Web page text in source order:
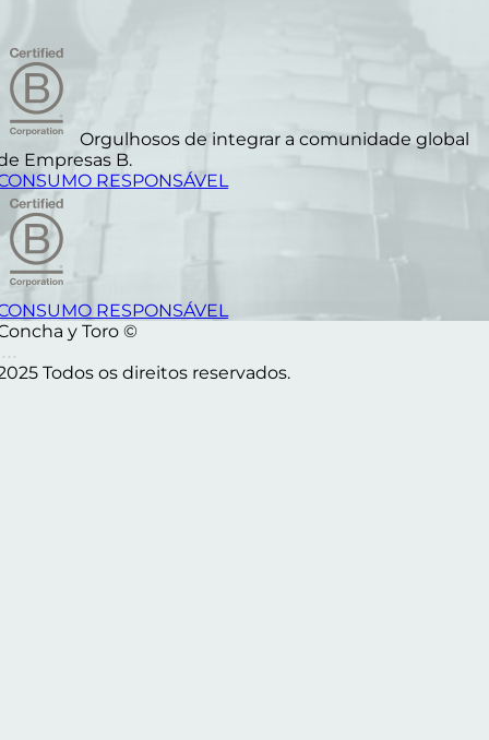
Orgulhosos de integrar a comunidade global
Empresas B.
RESPONSÁVEL
RESPONSÁVEL
y Toro ©
Todos os direitos reservados.